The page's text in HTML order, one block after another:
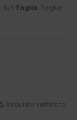
: 5/5 Taglia: Taglia
Acquisto verificato